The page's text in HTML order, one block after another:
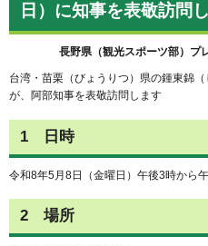
日）に知事を表敬訪問
長野県（観光スポーツ部）プ
台湾・苗栗（びょうりつ）県の鍾東錦
が、阿部知事を表敬訪問します
1 日時
令和8年5月8日（金曜日）午後3時から
2 場所